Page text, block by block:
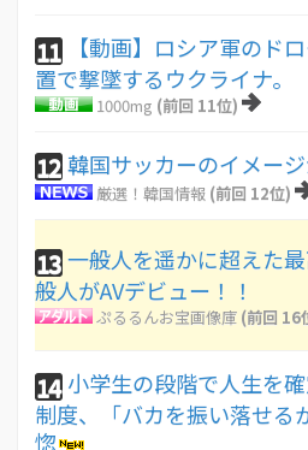
11
【動画】ロシア軍のド
置で撃墜するウクライナ。
1000mg (前回 11位)
12韓国サッカーのイメー
厳選！韓国情報 (前回 12位)
13一般人を遥かに超えた
般人がAVデビュー！！
ぷるるんお宝画像庫 (前回 16
14 小学生の段階で人生を
制度、「バカを振い落せる
惚